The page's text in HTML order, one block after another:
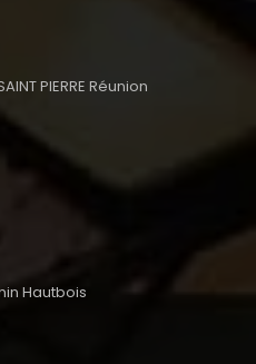
PIERRE Réunion
Hautbois